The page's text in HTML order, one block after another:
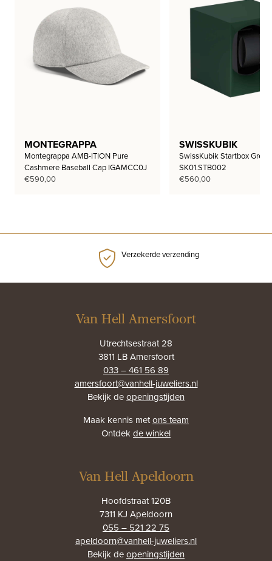
MONTEGRAPPA
Montegrappa AMB-ITION Pure
Cashmere Baseball Cap IGAMCC0J
€590,00
SWISSKUBIK
SwissKubik Startbox Green
SK01.STB002
€560,00
Verzekerde verzending
Van Hell Amersfoort
Utrechtsestraat 28
3811 LB Amersfoort
033 – 461 56 89
amersfoort@vanhell-juweliers.nl
Bekijk deopeningstijden
Maak kennis metons team
Ontdekde winkel
Van Hell Apeldoorn
Hoofdstraat 120B
7311 KJ Apeldoorn
055 – 521 22 75
apeldoorn@vanhell-juweliers.nl
Bekijk deopeningstijden